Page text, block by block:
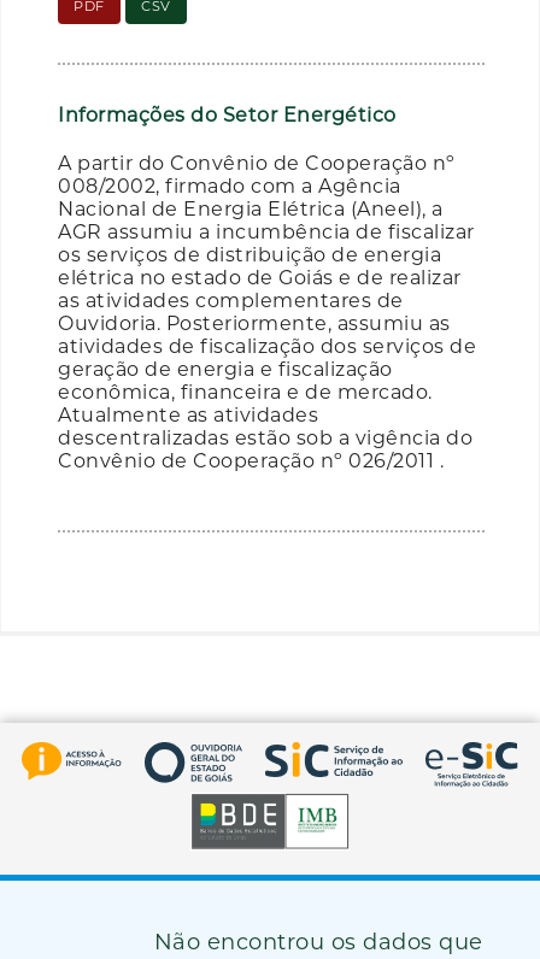
PDF CSV
Informações do Setor Energético
A partir do Convênio de Cooperação nº
008/2002, firmado com a Agência
Nacional de Energia Elétrica (Aneel), a
AGR assumiu a incumbência de fiscalizar
os serviços de distribuição de energia
elétrica no estado de Goiás e de realizar
as atividades complementares de
Ouvidoria. Posteriormente, assumiu as
atividades de fiscalização dos serviços de
geração de energia e fiscalização
econômica, financeira e de mercado.
Atualmente as atividades
descentralizadas estão sob a vigência do
Convênio de Cooperação nº 026/2011 .
Não encontrou os dados que